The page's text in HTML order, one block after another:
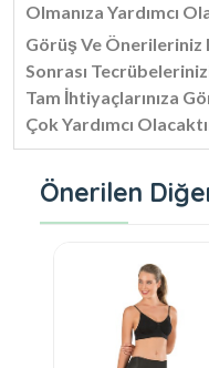
Olmanıza Yardımcı
Görüş Ve Önerileriniz
Sonrası
Tam İhtiyaçlarınıza
Çok Yardımcı
Önerilen